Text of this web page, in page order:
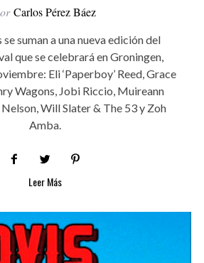
Carlos Pérez Báez
suman a una nueva edición del
que se celebrará en Groningen,
Eli ‘Paperboy’ Reed, Grace
Wagons, Jobi Riccio, Muireann
Will Slater & The 53 y Zoh
Amba.
Leer Más